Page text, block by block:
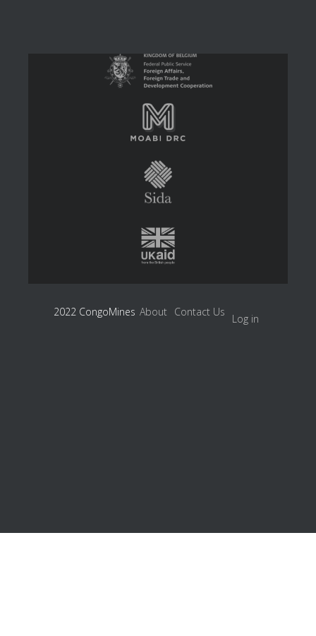
2022 CongoMines About Contact Us
Log in